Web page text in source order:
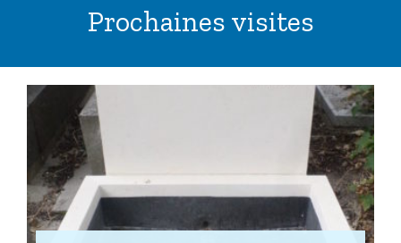
Prochaines visites